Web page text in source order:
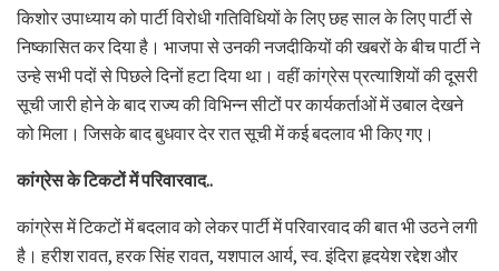
किशोर उपाध्याय को पार्टी विरोधी गतिविधियों के लिए छह साल के लिए पार्टी से
निष्कासित कर दिया है। भाजपा से उनकी नजदीकियों की खबरों के बीच पार्टी ने
उन्हे सभी पदों से पिछले दिनों हटा दिया था। वहीं कांग्रेस प्रत्याशियों की दूसरी
सूची जारी होने के बाद राज्य की विभिन्न सीटों पर कार्यकर्ताओं में उबाल देखने
को मिला। जिसके बाद बुधवार देर रात सूची में कई बदलाव भी किए गए।
कांग्रेस के टिकटों में परिवारवाद..
कांग्रेस में टिकटों में बदलाव को लेकर पार्टी में परिवारवाद की बात भी उठने लगी
है। हरीश रावत, हरक सिंह रावत, यशपाल आर्य, स्व. इंदिरा हृदयेश रद्देश और